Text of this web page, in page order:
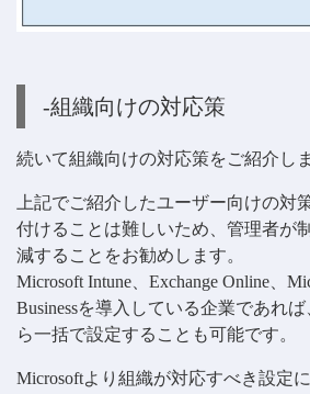
-組織向けの対応策
続いて組織向けの対応策をご紹介しま
上記でご紹介したユーザー向けの対
付けることは難しいため、管理者が
減することをお勧めします。
Microsoft Intune、Exchange Online、
Businessを導入している企業であれ
ら一括で設定することも可能です。
Microsoftより組織が対応すべき設定